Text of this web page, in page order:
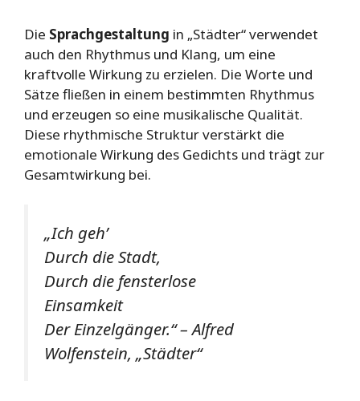
Die Sprachgestaltung in „Städter“ verwendet
auch den Rhythmus und Klang, um eine
kraftvolle Wirkung zu erzielen. Die Worte und
Sätze fließen in einem bestimmten Rhythmus
und erzeugen so eine musikalische Qualität.
Diese rhythmische Struktur verstärkt die
emotionale Wirkung des Gedichts und trägt zur
Gesamtwirkung bei.
„Ich geh’
Durch die Stadt,
Durch die fensterlose
Einsamkeit
Der Einzelgänger.“– Alfred
Wolfenstein, „Städter“